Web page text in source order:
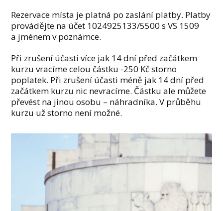
Rezervace místa je platná po zaslání platby. Platby
provádějte na účet 1024925133/5500 s VS 1509
a jménem v poznámce.
Při zrušení účasti více jak 14 dní před začátkem
kurzu vracíme celou částku -250 Kč storno
poplatek. Při zrušení účasti méně jak 14 dní před
začátkem kurzu nic nevracíme. Částku ale můžete
převést na jinou osobu – náhradníka. V průběhu
kurzu už storno není možné.